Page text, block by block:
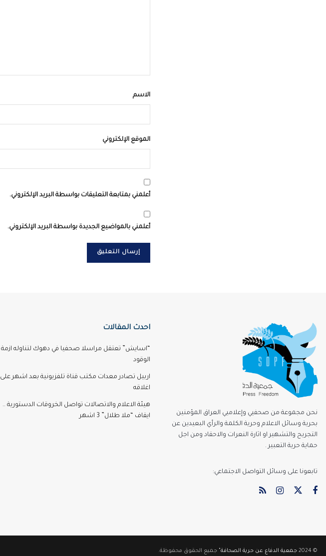
الاسم
الموقع الإلكتروني
أعلمني بمتابعة التعليقات بواسطة البريد الإلكتروني.
أعلمني بالمواضيع الجديدة بواسطة البريد الإلكتروني.
نحن مجموعة من صحفيي وإعلاميي العراق المؤمنين
بحرية وسائل الاعلام وحرية الكلمة والرأي البعيدين عن
التجريح والتشهير او اثارة النعرات والاحقاد ومن اجل
حماية حرية التعبير .
تابعونا على وسائل التواصل الاجتماعي:
احدث المقالات
“اسايش” تعتقل مراسلا صحفيا في دهوك لتناوله ازمة
الوقود
اربيل تصادر معدات مكتب قناة تلفزيونية بعد اشهر على
اغلاقه
هيئة الاعلام والاتصالات تواصل الخروقات الدستورية ..
ايقاف “ملا طلال” 3 اشهر
© 2024 جمعية الدفاع عن حرية الصحافة" جميع الحقوق محفوظة.